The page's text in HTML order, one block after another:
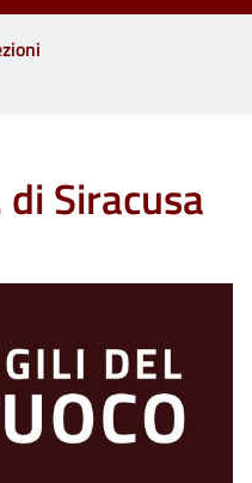
Siracusa